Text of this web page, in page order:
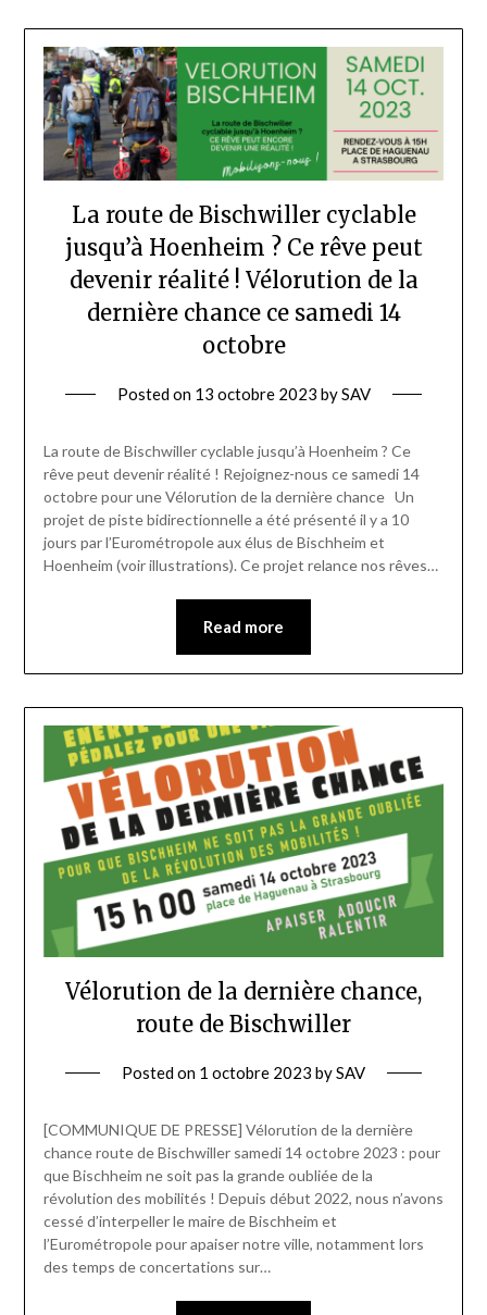
La route de Bischwiller cyclable
jusqu’à Hoenheim ? Ce rêve peut
devenir réalité ! Vélorution de la
dernière chance ce samedi 14
octobre
Posted on 13 octobre 2023 bySAV
La route de Bischwiller cyclable jusqu’à Hoenheim ? Ce
rêve peut devenir réalité ! Rejoignez-nous ce samedi 14
octobre pour une Vélorution de la dernière chance Un
projet de piste bidirectionnelle a été présenté il y a 10
jours par l’Eurométropole aux élus de Bischheim et
Hoenheim (voir illustrations). Ce projet relance nos rêves…
Read more
Vélorution de la dernière chance,
route de Bischwiller
Posted on 1 octobre 2023 bySAV
[COMMUNIQUE DE PRESSE] Vélorution de la dernière
chance route de Bischwiller samedi 14 octobre 2023 : pour
que Bischheim ne soit pas la grande oubliée de la
révolution des mobilités ! Depuis début 2022, nous n’avons
cessé d’interpeller le maire de Bischheim et
l’Eurométropole pour apaiser notre ville, notamment lors
des temps de concertations sur…